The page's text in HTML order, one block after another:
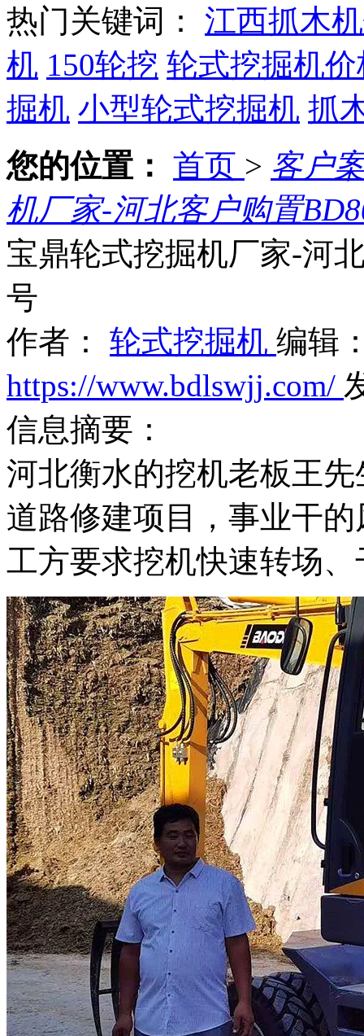
热门关键词： 江西抓木
机 150轮挖 轮式挖掘机
掘机 小型轮式挖掘机 抓
您的位置： 首页 > 客户
机厂家-河北客户购置
宝鼎轮式挖掘机厂家-河
号
作者： 轮式挖掘机 编辑
https://www.bdlswjj.com/
信息摘要：
河北衡水的挖机老板王
道路修建项目，事业干
工方要求挖机快速转场